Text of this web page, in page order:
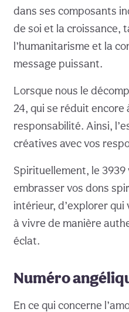
dans ses composants
de soi et la croissance,
l’humanitarisme et la
message puissant.
Lorsque nous le
24, qui se réduit encore
responsabilité. Ainsi,
créatives avec vos
Spirituellement, le
embrasser vos dons
intérieur, d’explorer
à vivre de manière
éclat.
Numéro
En ce qui concerne